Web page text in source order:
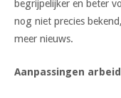
begrijpelijker en beter
nog niet precies
meer nieuws.
Aanpassingen